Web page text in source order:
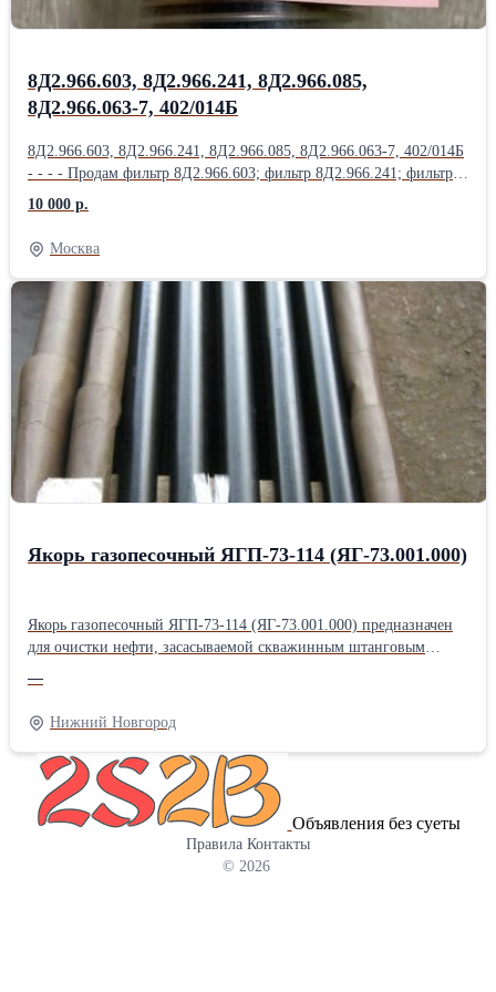
8Д2.966.603, 8Д2.966.241, 8Д2.966.085,
8Д2.966.063-7, 402/014Б
8Д2.966.603, 8Д2.966.241, 8Д2.966.085, 8Д2.966.063-7, 402/014Б
- - - - Продам фильтр 8Д2.966.603; фильтр 8Д2.966.241; фильтр
8Д2.966.085; фильтр 8Д2.966.063-7; фильтр 402/014Б; фильтр
8Д2.966.457; Продам фильтр 8Д2.966.458; фильтр 8Д2.966.511-
15; фильтр 8Д2.966.041-1; фильтр 8Д2.966.041-2; фильтр
8Д2.966.041-8; Продам Фильтропакет 8Д2.966.034-2
Фильтропакет 8Д2.966.034-4; Фильтропакет 8Д2.966.034-6;
Фильтропакет 8Д2.966.034-8; Фильтропакет 8Д2.966.034-10;
Продам Фильтропакет 8Д2.966.034-12; Фильтропакет
8Д2.966.034-13; Фильтропакет 8Д2.966.034-14; Фильтропакет
8Д2.966.034-15; Фильтропакет 8Д2.966.034-16; Продам
Фильтропакет 8Д2.966.034-17; Фильтропакет 8Д2.966.034-18;
фильтродиск 8Д6.270.001-1; фильтродиск 8Д6.270.001-2;
фильтродиск 8Д6.270.001-3; Продам фильтродиск 8Д6.270.001-4;
фильтродиск 8Д6.270.001-5; фильтродиск 8Д6.270.001-6
10 000 р.
Москва
Якорь газопесочный ЯГП-73-114 (ЯГ-73.001.000)
Якорь газопесочный ЯГП-73-114 (ЯГ-73.001.000) предназначен
для очистки нефти, засасываемой скважинным штанговым
своей внутренней конической резьбой крепится на колонне
системы НКТ. Якорь газопесочный ЯГ-73.001.000 состоит из
корпуса, муфты, сетки, гильзы, кожуха, башмака, пробки. На
конце корпуса имеется резьба, на которую навинчена муфта. На
среднюю часть корпуса установлена сетка из нержавеющей
стали. На муфту установлена гильза, имеющая на своей
поверхности расположенные в последовательных сечениях 3
отверстия Ø12 мм, 4 отверстия Ø14 мм, 5 отверстий Ø16 мм. На
муфту установлен также кожух, прикрывающий отверстия на
—
Нижний Новгород
Объявления без суеты
Правила Контакты
© 2026